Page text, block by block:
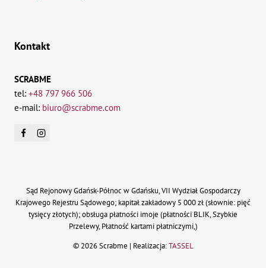
Kontakt
SCRABME
tel: +48 797 966 506
e-mail: biuro@scrabme.com
Sąd Rejonowy Gdańsk-Północ w Gdańsku, VII Wydział Gospodarczy
Krajowego Rejestru Sądowego; kapitał zakładowy 5 000 zł (słownie: pięć
tysięcy złotych); obsługa płatności imoje (płatności BLIK, Szybkie
Przelewy, Płatność kartami płatniczymi,)
© 2026 Scrabme | Realizacja:TASSEL